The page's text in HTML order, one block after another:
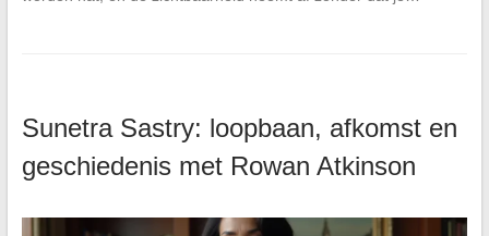
Sunetra Sastry: loopbaan, afkomst en
geschiedenis met Rowan Atkinson